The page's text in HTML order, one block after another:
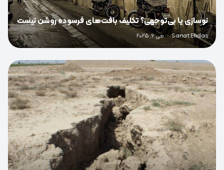
نوسازی یا بی‌توجهی؟ تکلیف بافت‌های فرسوده روشن نیست
Sanat Ehdas
· می 6, 2025
0